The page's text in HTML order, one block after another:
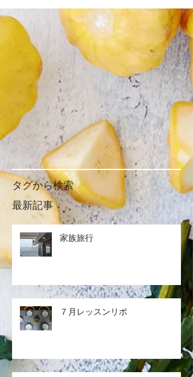
タグから検索
最新記事
家族旅行
７月レッスンリポ